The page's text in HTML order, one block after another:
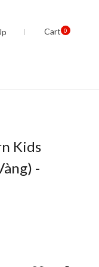
Cart 0
Kids
-